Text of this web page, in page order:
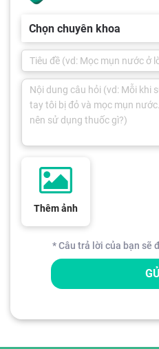
Chọn chuyên khoa
Thêm ảnh
* Câu trả lời của bạn sẽ